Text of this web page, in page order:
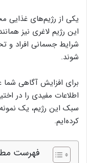
یکی از رژیم‌های غذایی
این رژیم لاغری نیز
شرایط جسمانی افراد و
شوند.
برای افزایش آگاهی شما
اطلاعات مفیدی را در
سبک این رژیم، یک نمونه
کرده‌ایم.
فهرست